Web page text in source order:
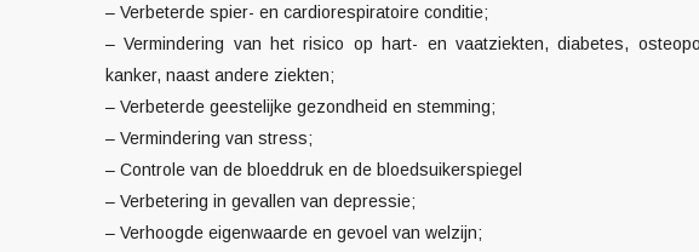
– Verbeterde spier- en cardiorespiratoire conditie;
– Vermindering van het risico op hart- en vaatziekten, diabetes,
kanker, naast andere ziekten;
– Verbeterde geestelijke gezondheid en stemming;
– Vermindering van stress;
– Controle van de bloeddruk en de bloedsuikerspiegel
– Verbetering in gevallen van depressie;
– Verhoogde eigenwaarde en gevoel van welzijn;